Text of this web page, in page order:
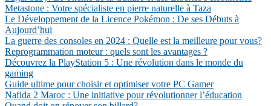
Metastone : Votre spécialiste en pierre naturelle à Taza
Le Développement de la Licence Pokémon : De ses Débuts à
Aujourd’hui
La guerre des consoles en 2024 : Quelle est la meilleure pour vous?
Reprogrammation moteur : quels sont les avantages ?
Découvrez la PlayStation 5 : Une révolution dans le monde du
gaming
Guide ultime pour choisir et optimiser votre PC Gamer
Nafida 2 Maroc : Une initiative pour révolutionner l’éducation